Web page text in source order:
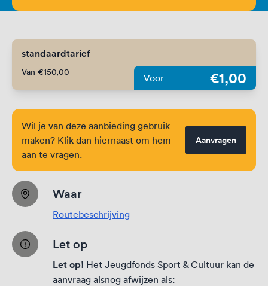
standaardtarief
Van €150,00 Voor €1,00
Wil je van deze aanbieding gebruik
maken? Klik dan hiernaast om hem
aan te vragen.
Aanvragen
Waar
Routebeschrijving
Let op
Let op! Het Jeugdfonds Sport & Cultuur kan de
aanvraag alsnog afwijzen als: